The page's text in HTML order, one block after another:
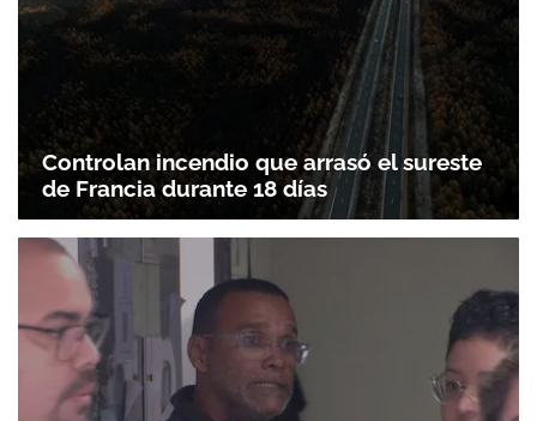
Controlan incendio que arrasó el sureste
de Francia durante 18 días